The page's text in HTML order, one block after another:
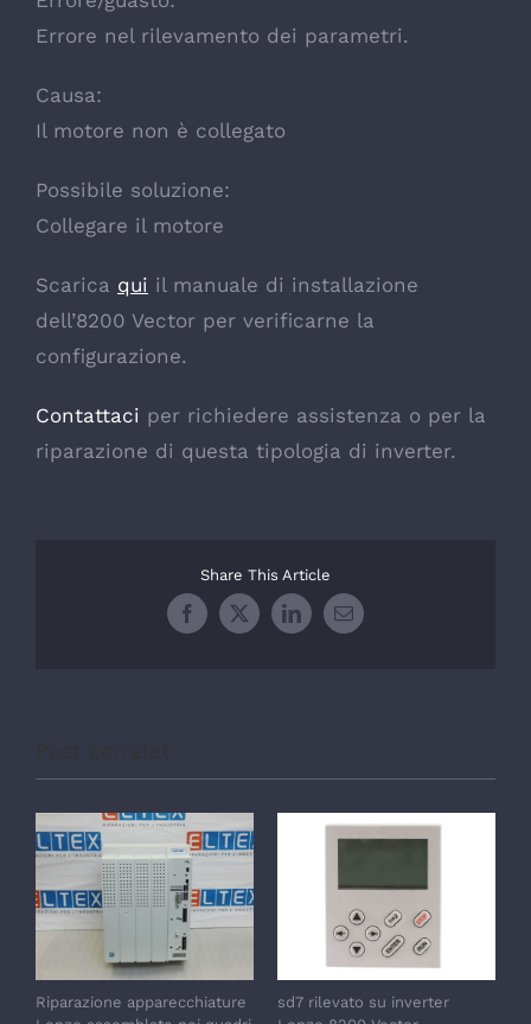
Errore nel rilevamento dei parametri.
Causa:
Il motore non è collegato
Possibile soluzione:
Collegare il motore
Scarica qui il manuale di installazione
dell’8200 Vector per verificarne la
configurazione.
Contattaci per richiedere assistenza o per la
riparazione di questa tipologia di inverter.
Share This Article
Facebook
X LinkedInEmail
Riparazione apparecchiature
sd7 rilevato su inverter